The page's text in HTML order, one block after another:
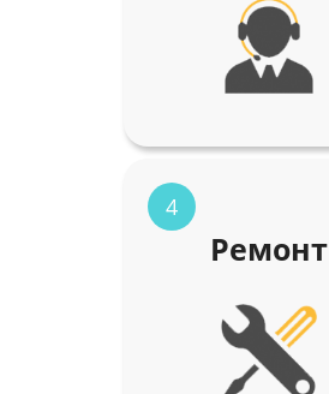
4
Ремонт